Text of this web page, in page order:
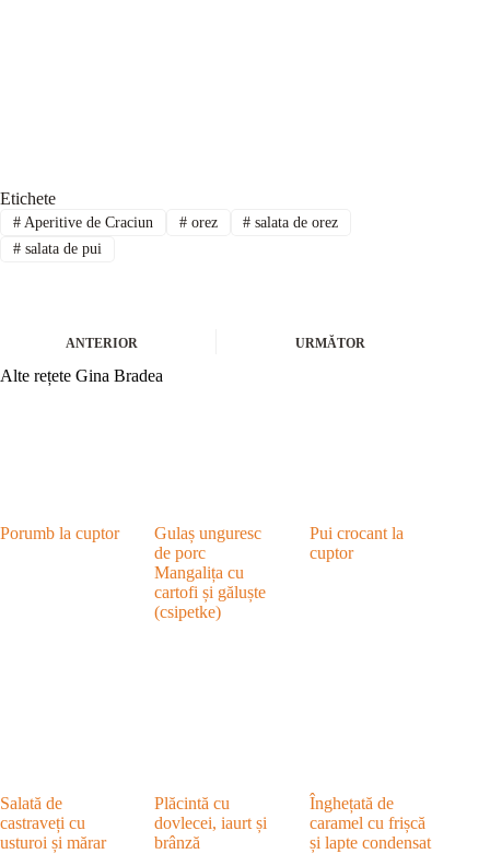
Etichete
#Aperitive de Craciun #orez # salata de orez
#salata de pui
ANTERIOR URMĂTOR
Alte rețete Gina Bradea
Porumb la cuptor
Gulaș unguresc
de porc
Mangalița cu
cartofi și găluște
(csipetke)
Pui crocant la
cuptor
Salată de
castraveți cu
usturoi și mărar
Plăcintă cu
dovlecei, iaurt și
brânză
Înghețată de
caramel cu frișcă
și lapte condensat